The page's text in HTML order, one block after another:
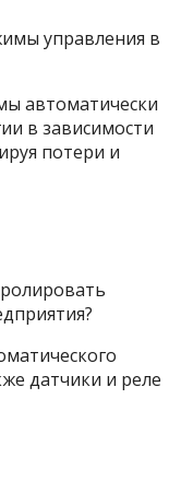
управления в
автоматически
в зависимости
потери и
датчики и реле